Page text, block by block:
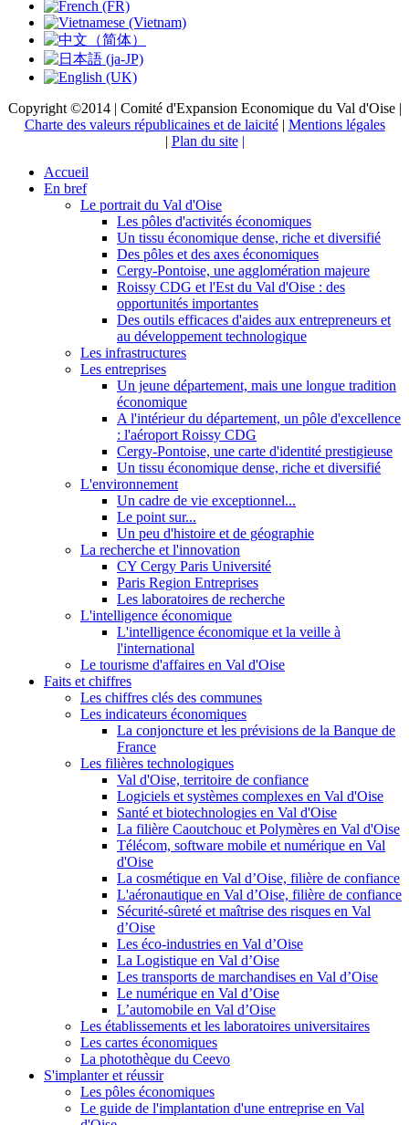
Copyright ©2014 | Comité d'Expansion Economique du Val d'Oise |
Charte des valeurs républicaines et de laicité| Mentions légales
| Plan du site |
Accueil
En bref
Le portrait du Val d'Oise
Les pôles d'activités économiques
Un tissu économique dense, riche et diversifié
Des pôles et des axes économiques
Cergy-Pontoise, une agglomération majeure
Roissy CDG et l'Est du Val d'Oise : des
opportunités importantes
Des outils efficaces d'aides aux entrepreneurs et
au développement technologique
Les infrastructures
Les entreprises
Un jeune département, mais une longue tradition
économique
A l'intérieur du département, un pôle d'excellence
: l'aéroport Roissy CDG
Cergy-Pontoise, une carte d'identité prestigieuse
Un tissu économique dense, riche et diversifié
L'environnement
Un cadre de vie exceptionnel...
Le point sur...
Un peu d'histoire et de géographie
La recherche et l'innovation
CY Cergy Paris Université
Paris Region Entreprises
Les laboratoires de recherche
L'intelligence économique
L'intelligence économique et la veille à
l'international
Le tourisme d'affaires en Val d'Oise
Faits et chiffres
Les chiffres clés des communes
Les indicateurs économiques
La conjoncture et les prévisions de la Banque de
France
Les filières technologiques
Val d'Oise, territoire de confiance
Logiciels et systèmes complexes en Val d'Oise
Santé et biotechnologies en Val d'Oise
La filière Caoutchouc et Polymères en Val d'Oise
Télécom, software mobile et numérique en Val
d'Oise
La cosmétique en Val d’Oise, filière de confiance
L'aéronautique en Val d’Oise, filière de confiance
Sécurité-sûreté et maîtrise des risques en Val
d’Oise
Les éco-industries en Val d’Oise
La Logistique en Val d’Oise
Les transports de marchandises en Val d’Oise
Le numérique en Val d’Oise
L’automobile en Val d’Oise
Les établissements et les laboratoires universitaires
Les cartes économiques
La photothèque du Ceevo
S'implanter et réussir
Les pôles économiques
Le guide de l'implantation d'une entreprise en Val